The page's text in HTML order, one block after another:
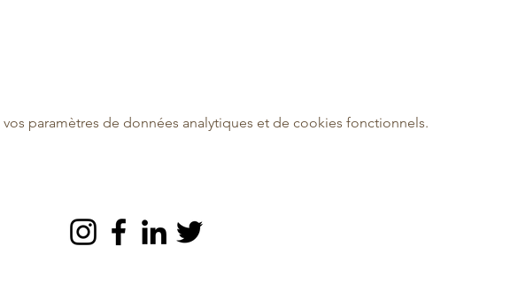
paramètres de données analytiques et de cookies fonctionnels.